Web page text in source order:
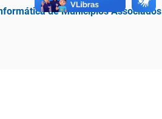
de Municípios Associados